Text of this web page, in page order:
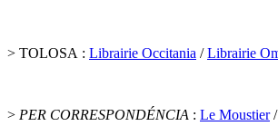
> TOLOSA : Librairie Occitania /Librairie
> PER CORRESPONDÉNCIA : Le Moustier/